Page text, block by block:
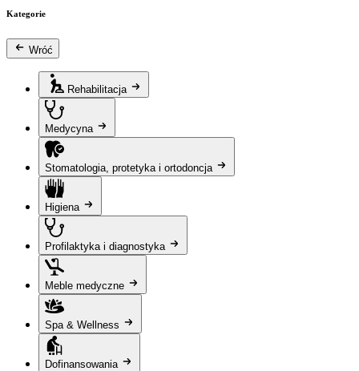
Kategorie
Wróć
Rehabilitacja
Medycyna
Stomatologia, protetyka i ortodoncja
Higiena
Profilaktyka i diagnostyka
Meble medyczne
Spa & Wellness
Dofinansowania